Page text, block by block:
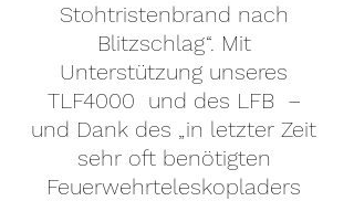
Stohtristenbrand nach
Blitzschlag“. Mit
Unterstützung unseres
TLF4000  und des LFB  –
und Dank des „in letzter Zeit
sehr oft benötigten
Feuerwehrteleskopladers